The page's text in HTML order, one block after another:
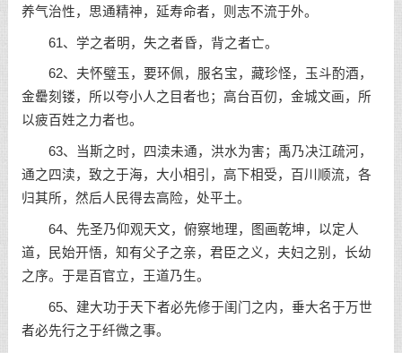
养气治性，思通精神，延寿命者，则志不流于外。
61、学之者明，失之者昏，背之者亡。
62、夫怀璧玉，要环佩，服名宝，藏珍怪，玉斗酌酒，
金罍刻镂，所以夸小人之目者也；高台百仞，金城文画，所
以疲百姓之力者也。
63、当斯之时，四渎未通，洪水为害；禹乃决江疏河，
通之四渎，致之于海，大小相引，高下相受，百川顺流，各
归其所，然后人民得去高险，处平土。
64、先圣乃仰观天文，俯察地理，图画乾坤，以定人
道，民始开悟，知有父子之亲，君臣之义，夫妇之别，长幼
之序。于是百官立，王道乃生。
65、建大功于天下者必先修于闺门之内，垂大名于万世
者必先行之于纤微之事。